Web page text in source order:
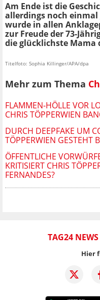
Am Ende ist die
allerdings noch einmal
wurde in allen
zur Freude der 73-
die glücklichste Mama
Titelfoto: Sophia Killinger/APA/dpa
Mehr zum Thema
FLAMMEN-HÖLLE VOR
CHRIS TÖPPERWIEN
DURCH DEEPFAKE UM
TÖPPERWIEN GESTEHT
ÖFFENTLICHE
KRITISIERT CHRIS
FERNANDES?
TAG24
Hier